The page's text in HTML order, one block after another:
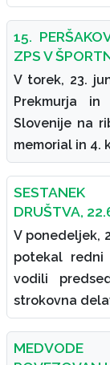
15.
ZPS V
V torek, 23.
Prekmurja
Slovenije na
memorial in 4.
SESTANEK
DRUŠTVA,
V ponedeljek,
potekal
vodili
strokovna